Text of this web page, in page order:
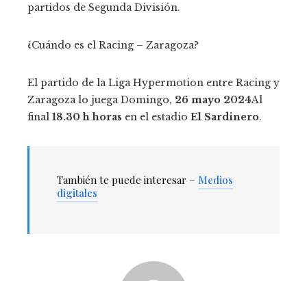
partidos de Segunda División.
¿Cuándo es el Racing – Zaragoza?
El partido de la Liga Hypermotion entre Racing y
Zaragoza lo juega Domingo, 26 mayo 2024Al
final 18.30 hhoras en el estadio El Sardinero.
También te puede interesar – Medios
digitales